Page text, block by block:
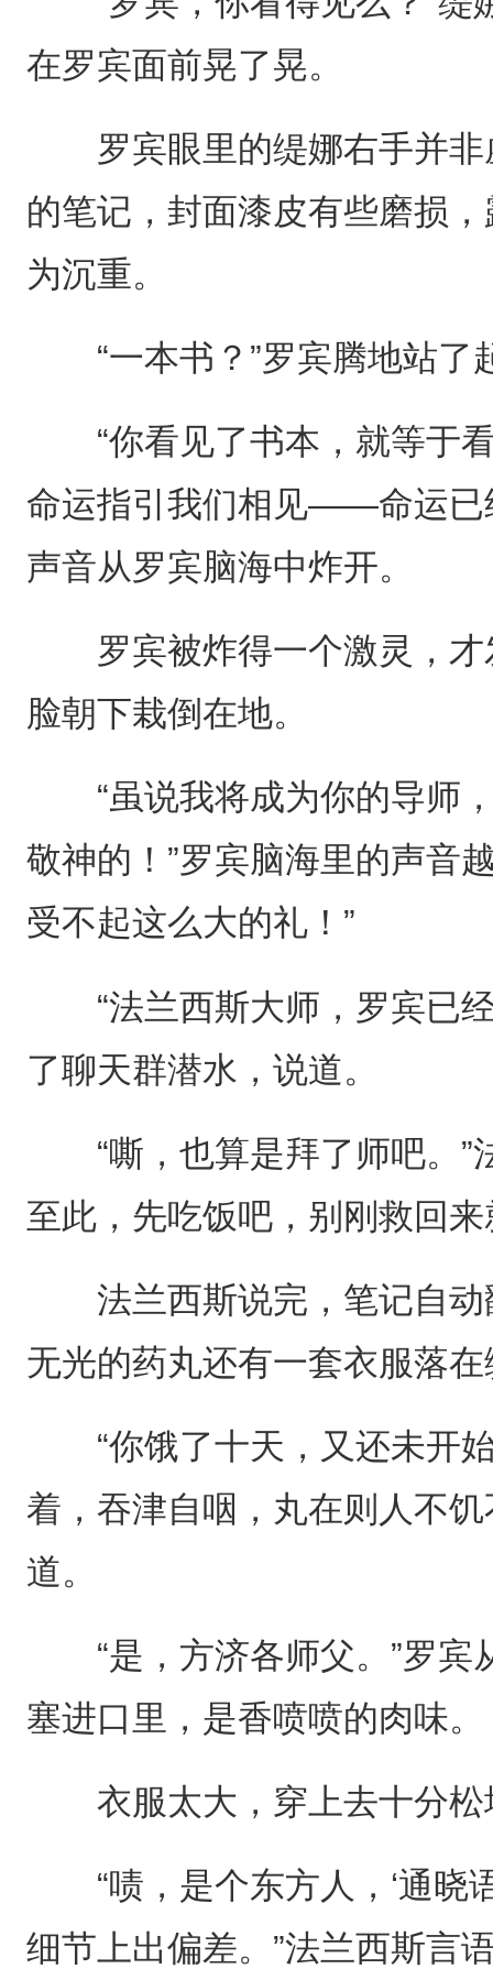
在罗宾面前晃了晃。
罗宾眼里的缇娜右手并非
的笔记，封面漆皮有些磨损
为沉重。
“一本书？”罗宾腾地站了
“你看见了书本，就等于看
命运指引我们相见——命运已
声音从罗宾脑海中炸开。
罗宾被炸得一个激灵，才
脸朝下栽倒在地。
“虽说我将成为你的导师，
敬神的！”罗宾脑海里的声音
受不起这么大的礼！”
“法兰西斯大师，罗宾已经
了聊天群潜水，说道。
“嘶，也算是拜了师吧。”
至此，先吃饭吧，别刚救回来
法兰西斯说完，笔记自动
无光的药丸还有一套衣服落
“你饿了十天，又还未开始
着，吞津自咽，丸在则人不
道。
“是，方济各师父。”罗宾
塞进口里，是香喷喷的肉味。
衣服太大，穿上去十分松
“啧，是个东方人，‘通晓
细节上出偏差。”法兰西斯言